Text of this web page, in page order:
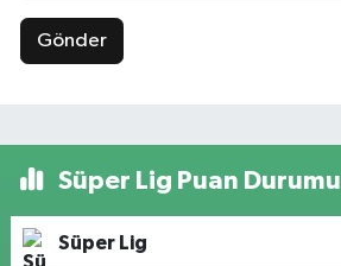
Gönder
Süper Lig Puan Durumu
Süper Lig